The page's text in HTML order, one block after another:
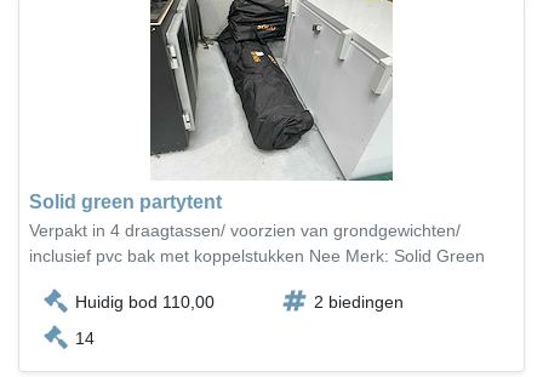
Solid green partytent
Verpakt in 4 draagtassen/ voorzien van grondgewichten/
inclusief pvc bak met koppelstukken Nee Merk: Solid Green
Huidig bod 110,00
2 biedingen
14